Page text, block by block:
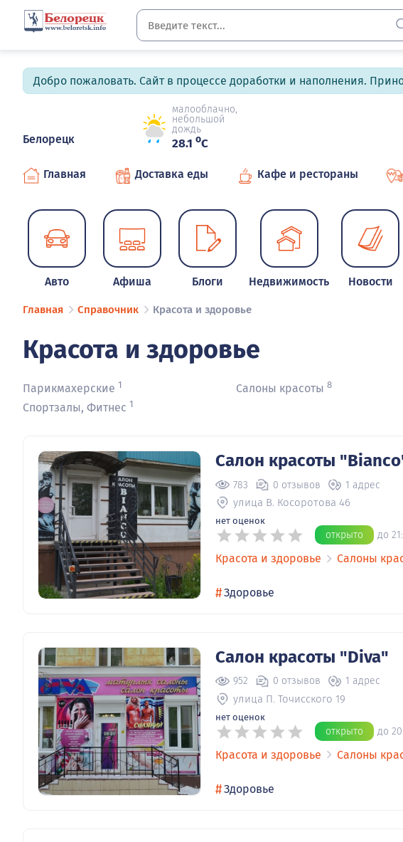
Добро пожаловать. Сайт в процессе доработки и наполнения.
Белорецк
малооблачно,
небольшой
дождь
28.1 oC
Главная Доставка еды Кафе и рестораны
Авто Афиша Блоги Недвижимость Новости
Главная Справочник Красота и здоровье
Красота и здоровье
Парикмахерские 1 Салоны красоты 8
Спортзалы, Фитнес 1
Салон красоты
783 0 отзывов 1 адрес
улица В. Косоротова 46
нет оценок
открыто до
Красота и здоровье Салоны
#Здоровье
Салон красоты "Diva"
952 0 отзывов 1 адрес
улица П. Точисского 19
нет оценок
открыто до
Красота и здоровье Салоны
#Здоровье